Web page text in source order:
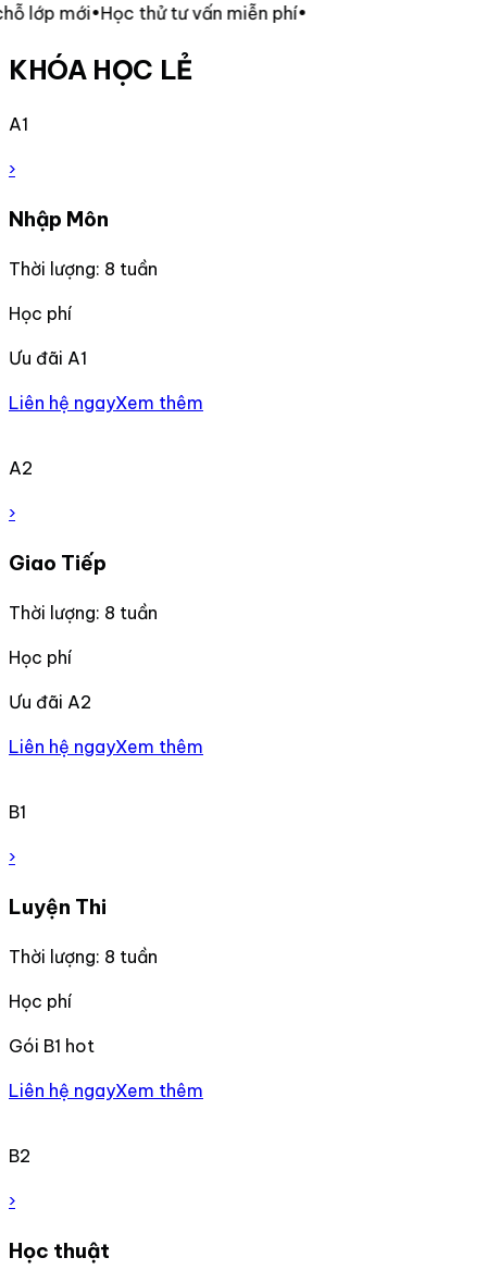
lớp mới•Học thử tư vấn miễn phí•
KHÓA HỌC LẺ
A1
›
Nhập Môn
Thời lượng: 8 tuần
Học phí
Ưu đãi A1
Liên hệ ngayXem thêm
A2
›
Giao Tiếp
Thời lượng: 8 tuần
Học phí
Ưu đãi A2
Liên hệ ngayXem thêm
B1
›
Luyện Thi
Thời lượng: 8 tuần
Học phí
Gói B1 hot
Liên hệ ngayXem thêm
B2
›
Học thuật